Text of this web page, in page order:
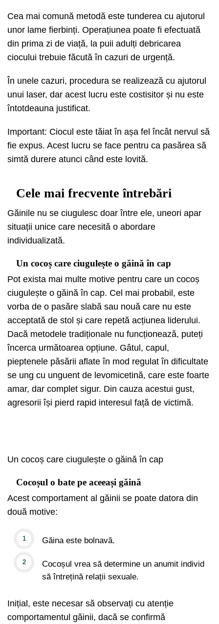
Cea mai comună metodă este tunderea cu ajutorul
unor lame fierbinți. Operațiunea poate fi efectuată
din prima zi de viață, la puii adulți debricarea
ciocului trebuie făcută în cazuri de urgență.
În unele cazuri, procedura se realizează cu ajutorul
unui laser, dar acest lucru este costisitor și nu este
întotdeauna justificat.
Important: Ciocul este tăiat în așa fel încât nervul să
fie expus. Acest lucru se face pentru ca pasărea să
simtă durere atunci când este lovită.
Cele mai frecvente întrebări
Găinile nu se ciugulesc doar între ele, uneori apar
situații unice care necesită o abordare
individualizată.
Un cocoș care ciugulește o găină în cap
Pot exista mai multe motive pentru care un cocoș
ciugulește o găină în cap. Cel mai probabil, este
vorba de o pasăre slabă sau nouă care nu este
acceptată de stol și care repetă acțiunea liderului.
Dacă metodele tradiționale nu funcționează, puteți
încerca următoarea opțiune. Gâtul, capul,
pieptenele păsării aflate în mod regulat în dificultate
se ung cu unguent de levomicetină, care este foarte
amar, dar complet sigur. Din cauza acestui gust,
agresorii își pierd rapid interesul față de victimă.
Un cocoș care ciugulește o găină în cap
Cocoșul o bate pe aceeași găină
Acest comportament al găinii se poate datora din
două motive:
Găina este bolnavă.
Cocoșul vrea să determine un anumit individ
să întrețină relații sexuale.
Inițial, este necesar să observați cu atenție
comportamentul găinii, dacă se confirmă